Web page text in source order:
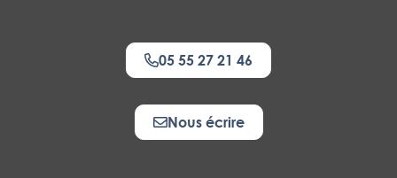
05 55 27 21 46
Nous écrire